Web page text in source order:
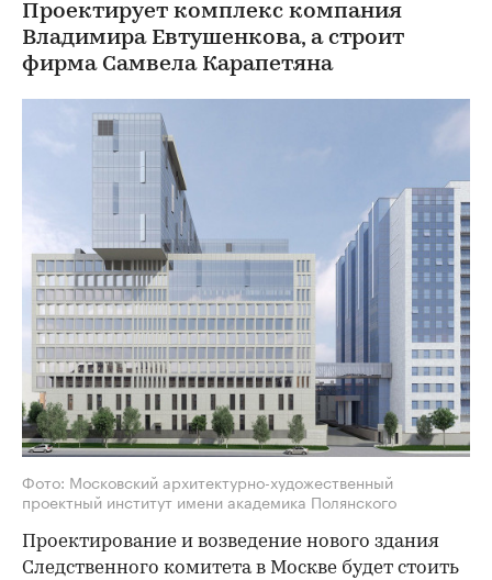
Проектирует комплекс компания
Владимира Евтушенкова, а строит
фирма Самвела Карапетяна
Фото: Московский архитектурно-художественный
проектный институт имени академика Полянского
Проектирование и возведение нового здания
Следственного комитета в Москве будет стоить